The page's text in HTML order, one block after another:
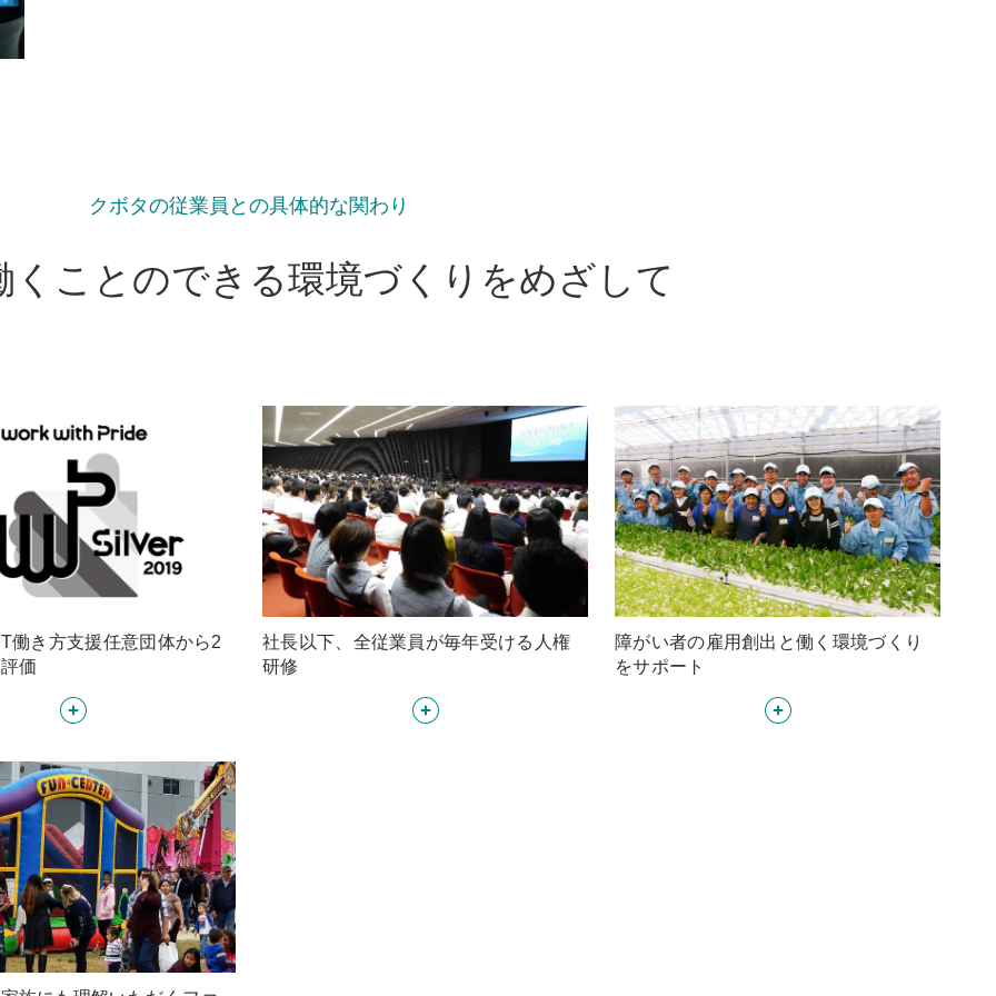
クボタの従業員との具体的な関わり
くことのできる環境づくりをめざして
働き方支援任意団体から2
価
Detail
社長以下、全従業員が毎年受ける人権
研修
Detail
障がい者の雇用創出と働く環境づくり
をサポート
Detail